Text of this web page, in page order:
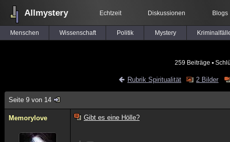
Allmystery Echtzeit Diskussionen Blogs
Menschen Wissenschaft Politik Mystery
259 Beiträge ▪
Rubrik Spiritualität 2 Bilder
Seite 9 von 14
Memorylove Gibt es eine Hölle?